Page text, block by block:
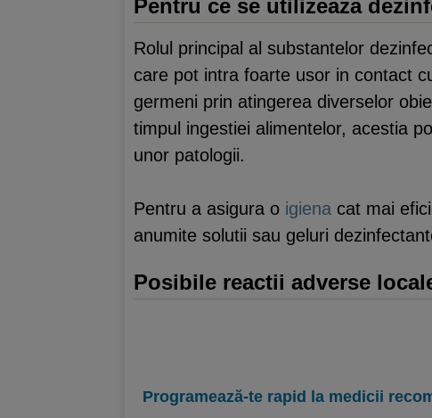
Pentru ce se utilizeaza
Rolul principal al substantelor
care pot intra foarte usor in contact
germeni prin atingerea diverselor
timpul ingestiei alimentelor, acestia
unor patologii.
Pentru a asigura o igiena cat mai
anumite solutii sau geluri
Posibile reactii adverse
Programează-te rapid la medicii